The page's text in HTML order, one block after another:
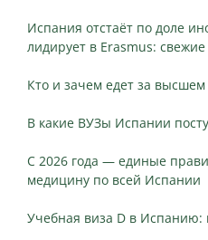
Испания отстаёт по доле
лидирует в Erasmus:
Кто и зачем едет за
В какие ВУЗы Испании
С 2026 года — единые
медицину по всей Испании
Учебная виза D в Испанию: